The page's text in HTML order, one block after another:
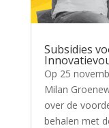
Subsidies
Op 25
Milan
over de
behalen met